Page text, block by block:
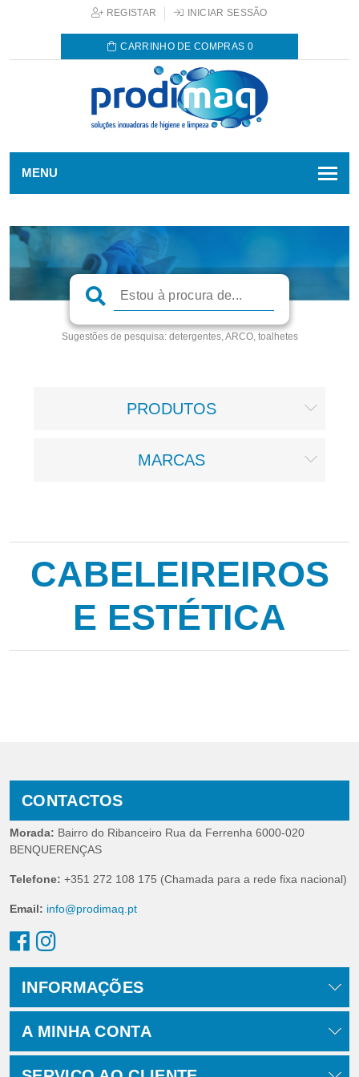
REGISTAR INICIAR SESSÃO
CARRINHO DE COMPRAS 0
MENU
Sugestões de pesquisa:detergentes, ARCO, toalhetes
PRODUTOS
MARCAS
CABELEIREIROS
E ESTÉTICA
CONTACTOS
Morada: Bairro do Ribanceiro Rua da Ferrenha 6000-020
BENQUERENÇAS
Telefone: +351 272 108 175 (Chamada para a rede fixa nacional)
Email: info@prodimaq.pt
INFORMAÇÕES
A MINHA CONTA